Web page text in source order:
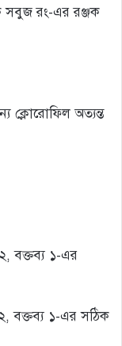
সবুজ রং-এর রঞ্জক
ক্লোরোফিল অত্যন্ত
বক্তব্য ১-এর
বক্তব্য ১-এর সঠিক